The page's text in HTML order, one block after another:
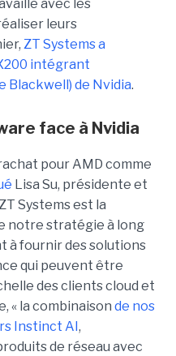
avec les
leurs
ZT Systems a
intégrant
Blackwell) de Nvidia.
face à Nvidia
pour AMD comme
Lisa Su, présidente et
Systems est la
notre stratégie à long
à fournir des solutions
qui peuvent être
des clients cloud et
« la combinaison de nos
Instinct AI ,
de réseau avec